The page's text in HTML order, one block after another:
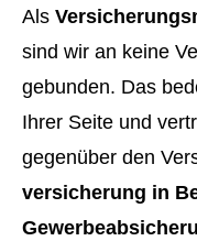
Als
sind wir an keine
gebunden. Das
Ihrer Seite und
gegenüber den
ver­si­che­rung in